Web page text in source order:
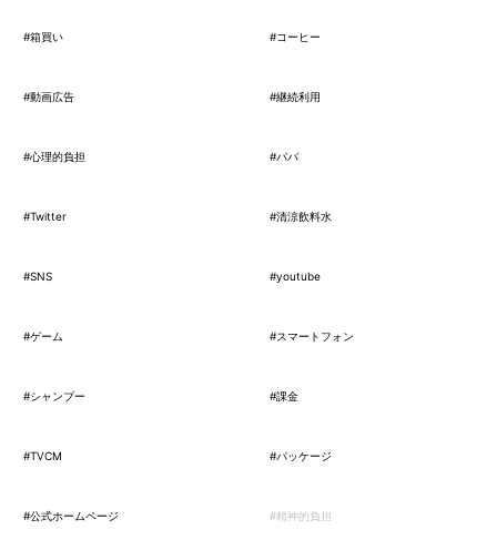
#箱買い #コーヒー
#動画広告 #継続利用
#心理的負担 #パパ
#Twitter #清涼飲料水
#SNS #youtube
#ゲーム #スマートフォン
#シャンプー #課金
#TVCM #パッケージ
#公式ホームページ #精神的負担